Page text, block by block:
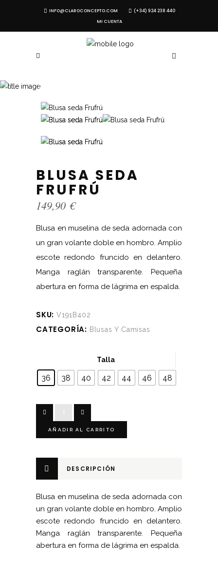
INFO@CLAROCONCEPTO.COM
(+34) 924 238 440
MI CUENTA
TIENDA
BLUSA SEDA
FRUFRÚ
149,90 €
Blusa en muselina de seda adornada con
un gran volante doble en hombro. Amplio
escote redondo fruncido en delantero.
Manga raglán transparente. Pequeña
abertura en forma de lágrima en espalda.
SKU: V191B402
CATEGORÍA: Blusas Y Camisas
Talla
36 38 40 42 44 46 48
Blusa
Frufrú
AÑADIR AL CARRITO
DESCRIPCIÓN
Blusa en muselina de seda adornada con
un gran volante doble en hombro. Amplio
escote redondo fruncido en delantero.
Manga raglán transparente. Pequeña
abertura en forma de lágrima en espalda.